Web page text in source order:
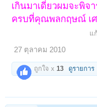
เกินมาเดี่ยวผมจะพิจ
ครบที่คุณพลกฤษณ์ เ
แ
27 ตุลาคม 2010
ถูกใจ x13 ดูรายการ